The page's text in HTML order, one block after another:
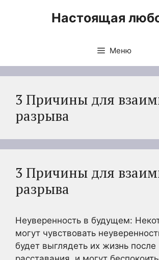
Настоящая
Меню
3 Причины для
разрыва
3 Причины для
разрыва
Неуверенность в будущем:
могут чувствовать
будет выглядеть их жизнь после